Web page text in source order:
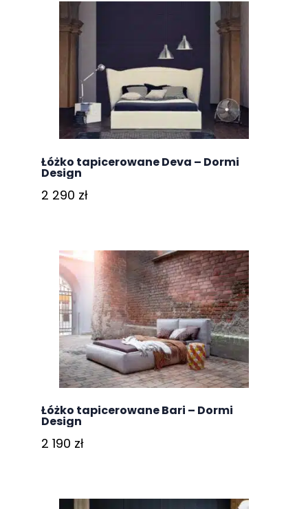
Łóżko tapicerowane Deva – Dormi
Design
2 290 zł
Łóżko tapicerowane Bari – Dormi
Design
2 190 zł